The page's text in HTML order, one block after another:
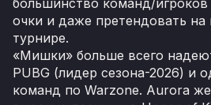
большинство команд/игроков
очки и даже претендовать на
турнире.
«Мишки» больше всего
PUBG (лидер сезона-2026) и
команд по Warzone. Aurora же